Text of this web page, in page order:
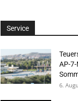
Service
AP-
6.